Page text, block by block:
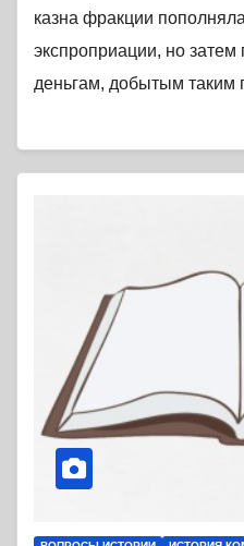
казна фракции
экспроприации, но затем
деньгам, добытым таким